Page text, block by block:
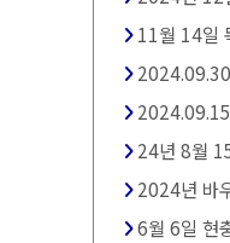
11월 14일
24년 8월
2024년 바
6월 6일 현